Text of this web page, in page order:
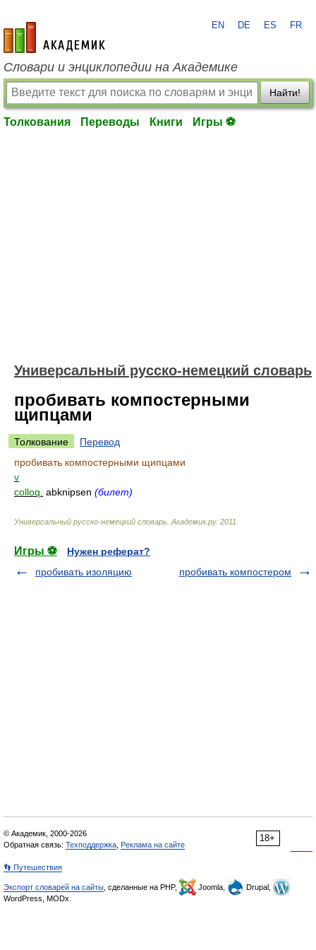
academic.ru
EN DE ES FR
Словари и энциклопедии на Академике
Найти!
Толкования Переводы Книги Игры ⚽
Универсальный русско-немецкий словарь
пробивать компостерными
щипцами
Толкование
Перевод
пробивать компостерными щипцами
v
colloq. abknipsen (билет)
Универсальный русско-немецкий словарь Академик.ру. 2011
Игры ⚽
Нужен реферат?
пробивать изоляцию
пробивать компостером
18+
© Академик, 2000-2026
Обратная связь: Техподдержка Реклама на сайте
👣 Путешествия
Экспорт словарей на сайты , сделанные на PHP, Joomla,
Drupal,
WordPress, MODx.